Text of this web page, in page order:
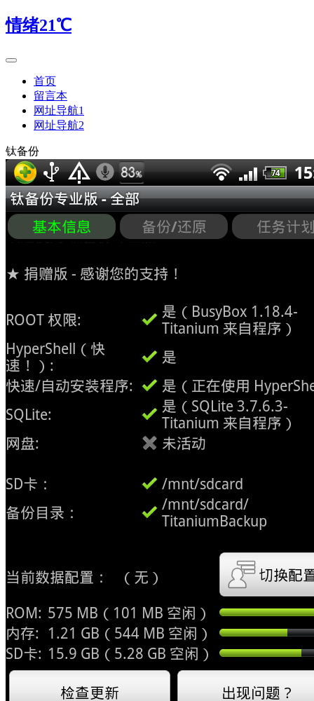
情绪21℃
首页
留言本
网址导航1
网址导航2
钛备份